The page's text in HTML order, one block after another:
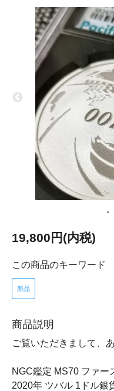
19,800円(内税)
この商品のキーワード
新品
商品説明
ご覧いただきまして、
NGC鑑定 MS70 ファー
2020年 ツバル 1ドル銀